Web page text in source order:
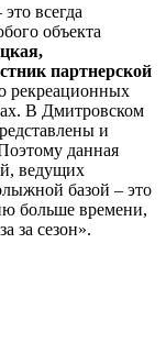
всегда
объекта
партнерской
рекреационных
В Дмитровском
и
данная
ведущих
базой – это
больше времени,
за сезон».